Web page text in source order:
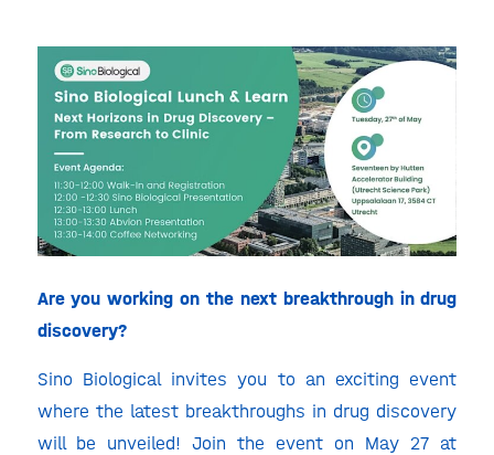
Are you working on the next breakthrough in drug
discovery?
Sino Biological invites you to an exciting event
where the latest breakthroughs in drug discovery
will be unveiled! Join the event on May 27 at